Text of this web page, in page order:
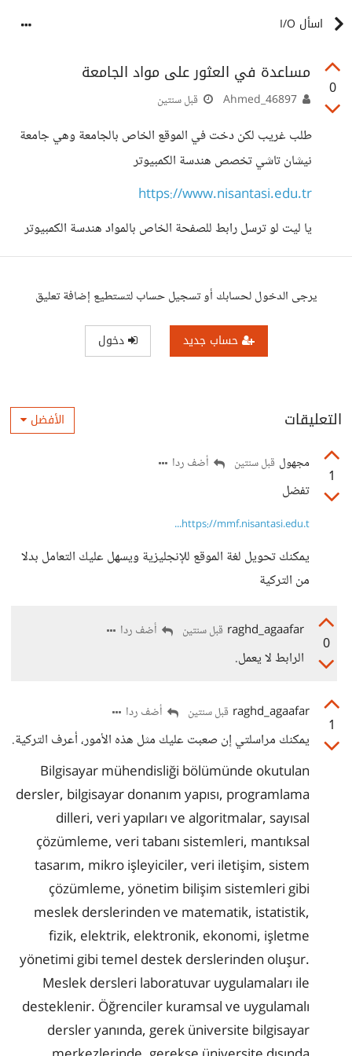
اسأل I/O
0
مساعدة في العثور على مواد الجامعة
قبل سنتين
طلب غريب لكن دخت في الموقع الخاص بالجامعة وهي جامعة
نيشان تاشي تخصص هندسة الكمبيوتر
https://www.nisantasi.edu.tr
يا ليت لو ترسل رابط للصفحة الخاص بالمواد هندسة الكمبيوتر
يرجى الدخول لحسابك أو تسجيل حساب لتستطيع إضافة تعليق
حساب جديد دخول
التعليقات الأفضل
1
مجهول قبل سنتين أضف ردا
تفضل
https://mmf.nisantasi.edu.t...
يمكنك تحويل لغة الموقع للإنجليزية ويسهل عليك التعامل بدلا
من التركية
0
raghd_agaafar قبل سنتين أضف ردا
الرابط لا يعمل.
1
raghd_agaafar قبل سنتين أضف ردا
يمكنك مراسلتي إن صعبت عليك مثل هذه الأمور، أعرف التركية.
Bilgisayar mühendisliği bölümünde okutulan
dersler, bilgisayar donanım yapısı, programlama
dilleri, veri yapıları ve algoritmalar, sayısal
çözümleme, veri tabanı sistemleri, mantıksal
tasarım, mikro işleyiciler, veri iletişim, sistem
çözümleme, yönetim bilişim sistemleri gibi
meslek derslerinden ve matematik, istatistik,
fizik, elektrik, elektronik, ekonomi, işletme
yönetimi gibi temel destek derslerinden oluşur.
Meslek dersleri laboratuvar uygulamaları ile
desteklenir. Öğrenciler kuramsal ve uygulamalı
dersler yanında, gerek üniversite bilgisayar